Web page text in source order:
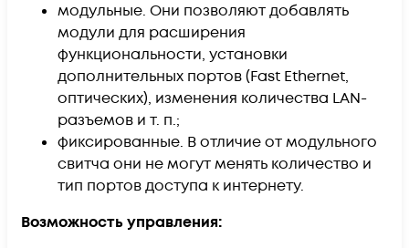
модульные. Они позволяют добавлять
модули для расширения
функциональности, установки
дополнительных портов (Fast Ethernet,
оптических), изменения количества LAN-
разъемов и т. п.;
фиксированные. В отличие от модульного
свитча они не могут менять количество и
тип портов доступа к интернету.
Возможность управления: